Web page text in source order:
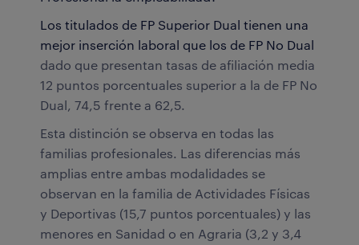
Los titulados de FP Superior Dual tienen una
mejor inserción laboral que los de FP No Dual
dado que presentan tasas de afiliación media
12 puntos porcentuales superior a la de FP No
Dual, 74,5 frente a 62,5.
Esta distinción se observa en todas las
familias profesionales. Las diferencias más
amplias entre ambas modalidades se
observan en la familia de Actividades Físicas
y Deportivas (15,7 puntos porcentuales) y las
menores en Sanidad o en Agraria (3,2 y 3,4